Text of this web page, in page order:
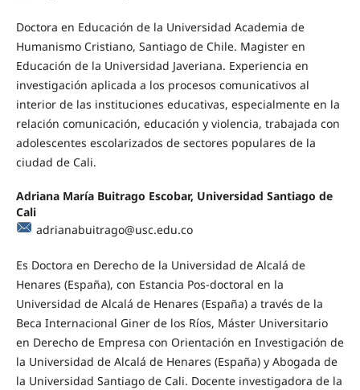
Doctora en Educación de la Universidad Academia de
Humanismo Cristiano, Santiago de Chile. Magister en
Educación de la Universidad Javeriana. Experiencia en
investigación aplicada a los procesos comunicativos al
interior de las instituciones educativas, especialmente en la
relación comunicación, educación y violencia, trabajada con
adolescentes escolarizados de sectores populares de la
ciudad de Cali.
Adriana María Buitrago Escobar, Universidad Santiago de
Cali
adrianabuitrago@usc.edu.co
Es Doctora en Derecho de la Universidad de Alcalá de
Henares (España), con Estancia Pos-doctoral en la
Universidad de Alcalá de Henares (España) a través de la
Beca Internacional Giner de los Ríos, Máster Universitario
en Derecho de Empresa con Orientación en Investigación de
la Universidad de Alcalá de Henares (España) y Abogada de
la Universidad Santiago de Cali. Docente investigadora de la